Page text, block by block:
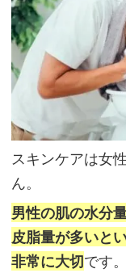
スキンケアは女
ん。
男性の肌の水分
皮脂量が多いと
非常に大切です。